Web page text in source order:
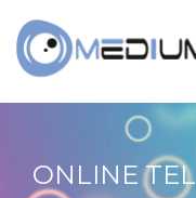
ONLINE